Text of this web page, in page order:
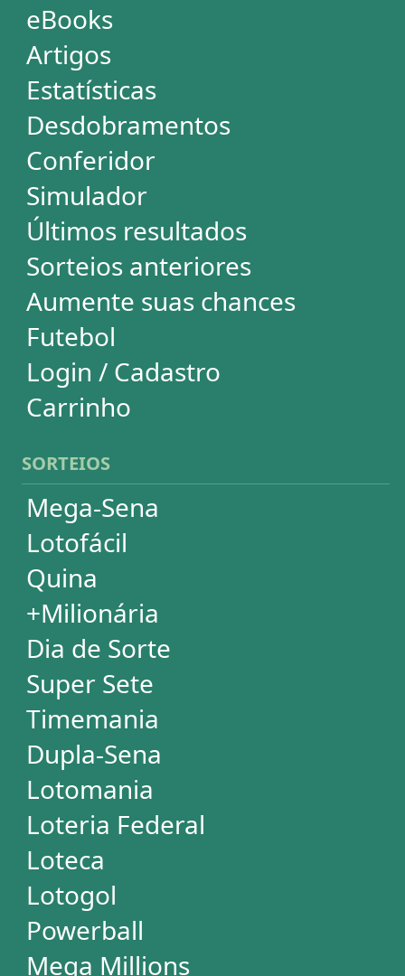
Aumente suas chances
Futebol
Login / Cadastro
Carrinho
SORTEIOS
Mega-Sena
Lotofácil
Quina
+Milionária
Dia de Sorte
Super Sete
Timemania
Dupla-Sena
Loteria Federal
Loteca
Lotogol
Powerball
Mega Millions
Euromillions
ESTATÍSTICAS
Mega-Sena
Lotofácil
Quina
+Milionária
Dia de Sorte
Super Sete
Timemania
Dupla-Sena